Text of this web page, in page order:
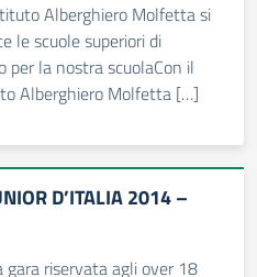
Alberghiero Molfetta si
le scuole superiori di
per la nostra scuolaCon il
Alberghiero Molfetta […]
D’ITALIA 2014 –
riservata agli over 18